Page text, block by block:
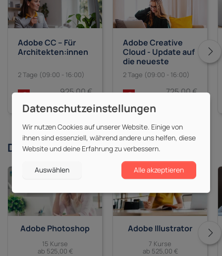
Adobe CC – Für
Architekten:innen
2 Tage (09:00 - 16:00)
925,00 €
Adobe Creative
Cloud - Update auf
die neueste
Version
2 Tage (09:00 - 16:00)
725,00 €
Derzeit beliebteThemen
Adobe Photoshop
15 Kurse
ab 525,00 €
Adobe Illustrator
7 Kurse
ab 525,00 €
Wir nutzen Cookies auf unserer Website. Einige von
ihnen sind essenziell, während andere uns helfen, diese
Website und deine Erfahrung zu verbessern.
Auswählen Alle akzeptieren